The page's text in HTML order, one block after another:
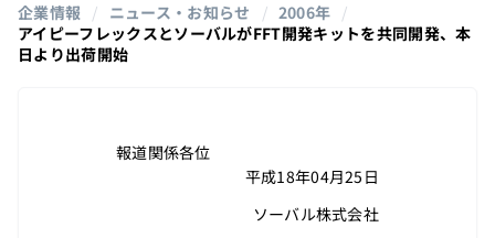
企業情報 / ニュース・お知らせ / 2006年 /
アイピーフレックスとソーバルがFFT開発キットを共同開発、本
日より出荷開始
報道関係各位
平成18年04月25日
ソーバル株式会社